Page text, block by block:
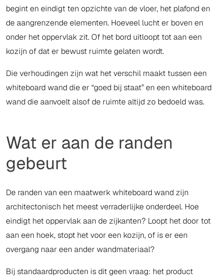
begint en eindigt ten opzichte van de vloer, het plafond en
de aangrenzende elementen. Hoeveel lucht er boven en
onder het oppervlak zit. Of het bord uitloopt tot aan een
kozijn of dat er bewust ruimte gelaten wordt.
Die verhoudingen zijn wat het verschil maakt tussen een
whiteboard wand die er “goed bij staat” en een whiteboard
wand die aanvoelt alsof de ruimte altijd zo bedoeld was.
Wat er aan de randen
gebeurt
De randen van een maatwerk whiteboard wand zijn
architectonisch het meest verraderlijke onderdeel. Hoe
eindigt het oppervlak aan de zijkanten? Loopt het door tot
aan een hoek, stopt het voor een kozijn, of is er een
overgang naar een ander wandmateriaal?
Bij standaardproducten is dit geen vraag: het product